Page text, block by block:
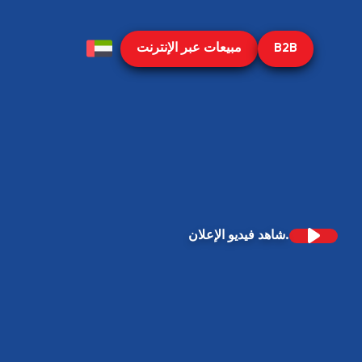
مبيعات عبر الإنترنت B2B
شاهد فيديو الإعلان.